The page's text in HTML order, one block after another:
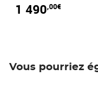
1 490,00€
Vous pourriez